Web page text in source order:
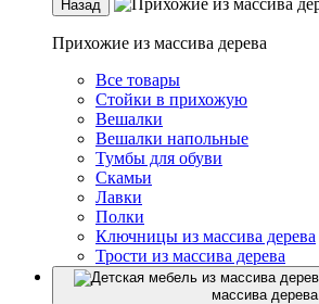
Назад
Прихожие из массива дерева
Все товары
Стойки в прихожую
Вешалки
Вешалки напольные
Тумбы для обуви
Скамьи
Лавки
Полки
Ключницы из массива дерева
Трости из массива дерева
массива дерева